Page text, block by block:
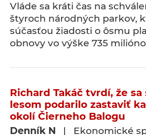
Vláde sa kráti čas na
štyroch národných parkov,
súčasťou žiadosti o ôsmu
obnovy vo výške 735
Richard Takáč tvrdí, že
lesom podarilo zastaviť
okolí Čierneho Balogu
Denník N | Ekonomické